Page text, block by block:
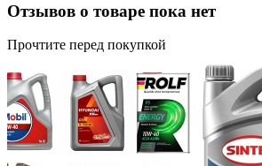
Отзывов о товаре пока нет
Прочтите перед покупкой